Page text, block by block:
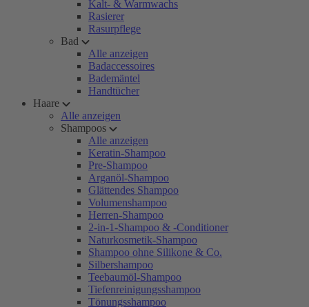
Kalt- & Warmwachs
Rasierer
Rasurpflege
Bad
Alle anzeigen
Badaccessoires
Bademäntel
Handtücher
Haare
Alle anzeigen
Shampoos
Alle anzeigen
Keratin-Shampoo
Pre-Shampoo
Arganöl-Shampoo
Glättendes Shampoo
Volumenshampoo
Herren-Shampoo
2-in-1-Shampoo & -Conditioner
Naturkosmetik-Shampoo
Shampoo ohne Silikone & Co.
Silbershampoo
Teebaumöl-Shampoo
Tiefenreinigungsshampoo
Tönungsshampoo